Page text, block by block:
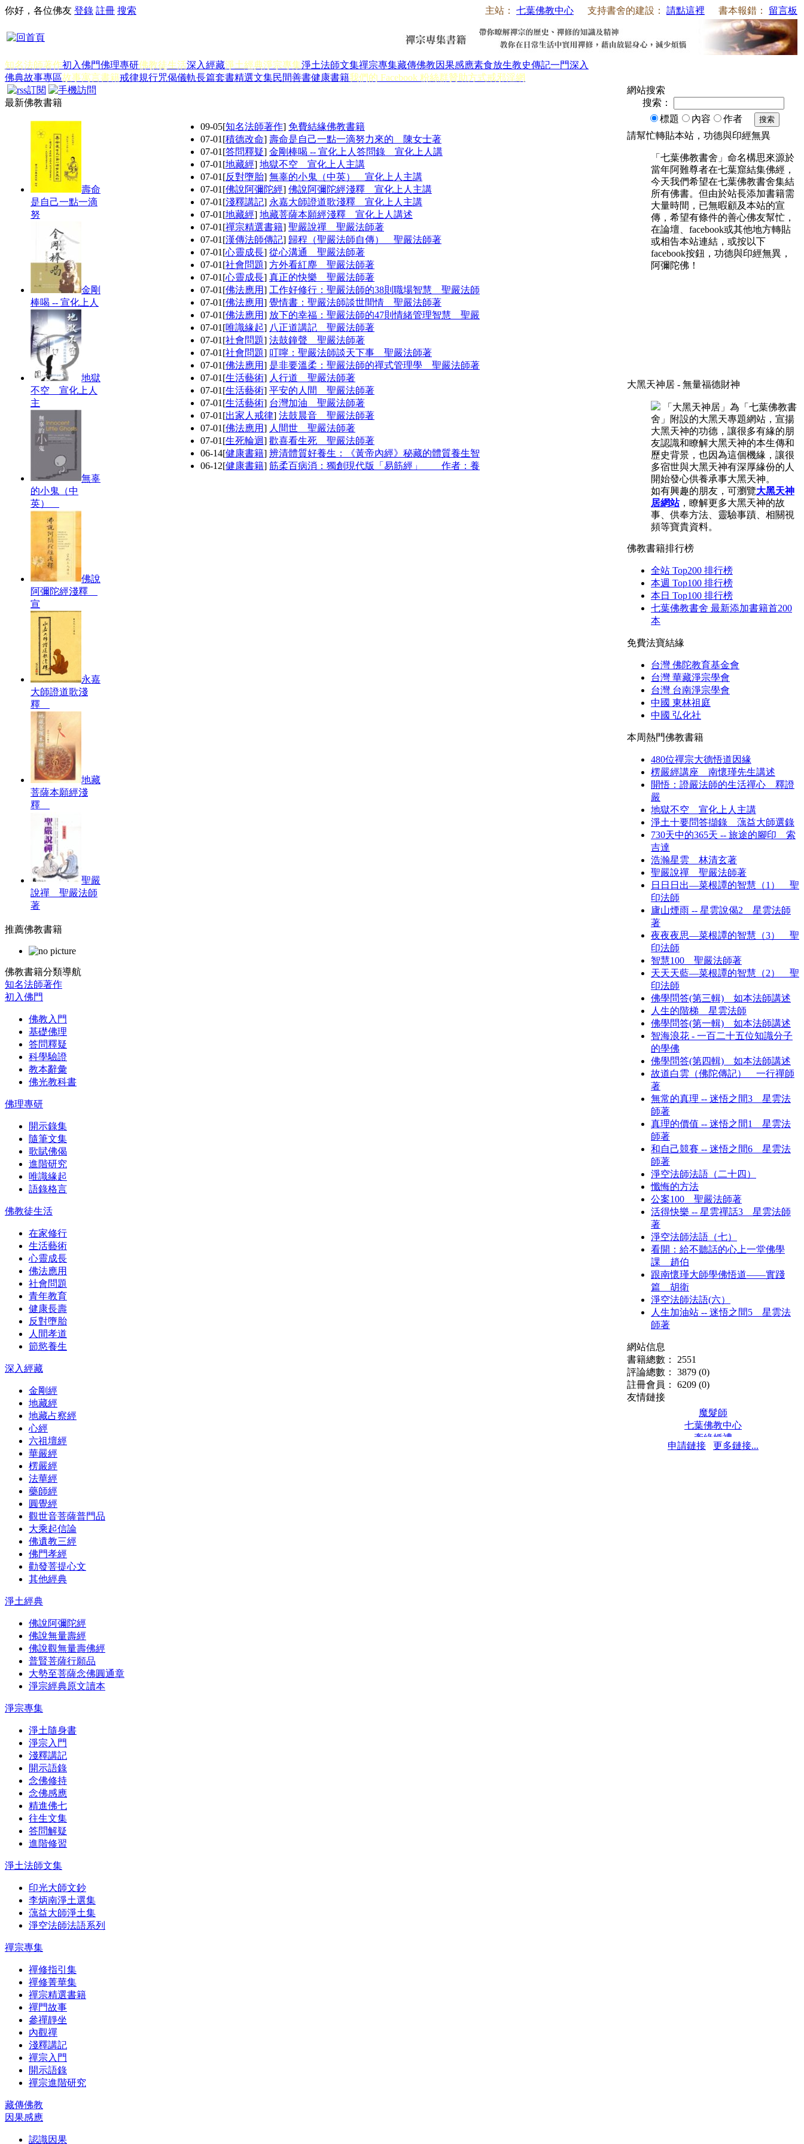
主站： 七葉佛教中心 支持書舍的建設： 請點這裡 書本報錯： 留言板
你好，各位佛友 登錄 註冊 搜索
知名法師著作初入佛門佛理專研佛教徒生活深入經藏淨土經典淨宗專集淨土法師文集禪宗專集藏傳佛教因果感應素食放生教史傳記一門深入
佛典故事專區故事寓言書籍戒律規行咒偈儀軌長篇套書精選文集民間善書健康書籍我們的 Facebook 粉絲群贊助方式戒邪淫網
最新佛教書籍
壽命
是自己一點一滴
努
金剛
棒喝 -- 宣化上人
地獄
不空 宣化上人
主
無辜
的小鬼（中
英）
佛說
阿彌陀經淺釋
宣
永嘉
大師證道歌淺
釋
地藏
菩薩本願經淺
釋
聖嚴
說禪 聖嚴法師
著
09-05[知名法師著作] 免費結緣佛教書籍
07-01 [積德改命] 壽命是自己一點一滴努力來的 陳女士著
07-01 [答問釋疑] 金剛棒喝 -- 宣化上人答問錄 宣化上人講
07-01 [地藏經] 地獄不空 宣化上人主講
07-01 [反對墮胎] 無辜的小鬼（中英） 宣化上人主講
07-01 [佛說阿彌陀經] 佛說阿彌陀經淺釋 宣化上人主講
07-01 [淺釋講記] 永嘉大師證道歌淺釋 宣化上人主講
07-01 [地藏經] 地藏菩薩本願經淺釋 宣化上人講述
07-01 [禪宗精選書籍] 聖嚴說禪 聖嚴法師著
07-01 [漢傳法師傳記] 歸程（聖嚴法師自傳） 聖嚴法師著
07-01 [心靈成長] 從心溝通 聖嚴法師著
07-01 [社會問題] 方外看紅塵 聖嚴法師著
07-01 [心靈成長] 真正的快樂 聖嚴法師著
07-01 [佛法應用] 工作好修行：聖嚴法師的38則職場智慧 聖嚴法師
07-01 [佛法應用] 覺情書：聖嚴法師談世間情 聖嚴法師著
07-01 [佛法應用] 放下的幸福：聖嚴法師的47則情緒管理智慧 聖嚴
07-01 [唯識緣起] 八正道講記 聖嚴法師著
07-01 [社會問題] 法鼓鐘聲 聖嚴法師著
07-01 [社會問題] 叮嚀：聖嚴法師談天下事 聖嚴法師著
07-01 [佛法應用] 是非要溫柔：聖嚴法師的禪式管理學 聖嚴法師著
07-01 [生活藝術] 人行道 聖嚴法師著
07-01 [生活藝術] 平安的人間 聖嚴法師著
07-01 [生活藝術] 台灣加油 聖嚴法師著
07-01 [出家人戒律] 法鼓晨音 聖嚴法師著
07-01 [佛法應用] 人間世 聖嚴法師著
07-01 [生死輪迴] 歡喜看生死 聖嚴法師著
06-14[健康書籍] 辨清體質好養生：《黃帝內經》秘藏的體質養生智
06-12[健康書籍] 筋柔百病消：獨創現代版「易筋經」 作者：養
推薦佛教書籍
佛教書籍分類導航
知名法師著作
初入佛門
佛教入門
基礎佛理
答問釋疑
科學驗證
教本辭彙
佛光教科書
佛理專研
開示錄集
隨筆文集
歌賦佛偈
進階研究
唯識緣起
語錄格言
佛教徒生活
在家修行
生活藝術
心靈成長
佛法應用
社會問題
青年教育
健康長壽
反對墮胎
人間孝道
節慾養生
深入經藏
金剛經
地藏經
地藏占察經
心經
六祖壇經
華嚴經
楞嚴經
法華經
藥師經
圓覺經
觀世音菩薩普門品
大乘起信論
佛遺教三經
佛門孝經
勸發菩提心文
其他經典
淨土經典
佛說阿彌陀經
佛說無量壽經
佛說觀無量壽佛經
普賢菩薩行願品
大勢至菩薩念佛圓通章
淨宗經典原文讀本
淨宗專集
淨土隨身書
淨宗入門
淺釋講記
開示語錄
念佛修持
念佛感應
精進佛七
往生文集
答問解疑
進階修習
淨土法師文集
印光大師文鈔
李炳南淨土選集
蕅益大師淨土集
淨空法師法語系列
禪宗專集
禪修指引集
禪修菁華集
禪宗精選書籍
禪門故事
參禪靜坐
內觀禪
淺釋講記
禪宗入門
開示語錄
禪宗進階研究
藏傳佛教
因果感應
認識因果
網站搜索
搜索：
標題
內容 作者 搜索
請幫忙轉貼本站，功德與印經無異
「七葉佛教書舍」命名構思來源於
當年阿難尊者在七葉窟結集佛經，
今天我們希望在七葉佛教書舍集結
所有佛書。但由於站長添加書籍需
大量時間，已無暇顧及本站的宣
傳，希望有條件的善心佛友幫忙，
在論壇、facebook或其他地方轉貼
或相告本站連結，或按以下
facebook按鈕，功德與印經無異，
阿彌陀佛！
大黑天神居 - 無量福德財神
「大黑天神居」為「七葉佛教書
舍」附設的大黑天專題網站，宣揚
大黑天神的功德，讓很多有緣的朋
友認識和瞭解大黑天神的本生傳和
歷史背景，也因為這個機緣，讓很
多宿世與大黑天神有深厚緣份的人
開始發心供養承事大黑天神。
如有興趣的朋友，可瀏覽大黑天神
居網站，瞭解更多大黑天神的故
事、供奉方法、靈驗事蹟、相關視
頻等寶貴資料。
佛教書籍排行榜
全站 Top200 排行榜
本週 Top100 排行榜
本日 Top100 排行榜
七葉佛教書舍 最新添加書籍首200
本
免費法寶結緣
台灣 佛陀教育基金會
台灣 華藏淨宗學會
台灣 台南淨宗學會
中國 東林祖庭
中國 弘化社
本周熱門佛教書籍
480位禪宗大德悟道因緣
楞嚴經講座 南懷瑾先生講述
開悟：證嚴法師的生活禪心 釋證
嚴
地獄不空 宣化上人主講
淨土十要問答擷錄 蕅益大師選錄
730天中的365天 -- 旅途的腳印 索
吉達
浩瀚星雲 林清玄著
聖嚴說禪 聖嚴法師著
日日日出—菜根譚的智慧（1） 聖
印法師
廬山煙雨 -- 星雲說偈2 星雲法師
著
夜夜夜思—菜根譚的智慧（3） 聖
印法師
智慧100 聖嚴法師著
天天天藍—菜根譚的智慧（2） 聖
印法師
佛學問答(第三輯) 如本法師講述
人生的階梯 星雲法師
佛學問答(第一輯) 如本法師講述
智海浪花 - 一百二十五位知識分子
的學佛
佛學問答(第四輯) 如本法師講述
故道白雲（佛陀傳記） 一行禪師
著
無常的真理 -- 迷悟之間3 星雲法
師著
真理的價值 -- 迷悟之間1 星雲法
師著
和自己競賽 -- 迷悟之間6 星雲法
師著
淨空法師法語（二十四）
懺悔的方法
公案100 聖嚴法師著
活得快樂 -- 星雲禪話3 星雲法師
著
淨空法師法語（七）
看開：給不聽話的心上一堂佛學
課 趙伯
跟南懷瑾大師學佛悟道——實踐
篇 胡衛
淨空法師法語(六）
人生加油站 -- 迷悟之間5 星雲法
師著
網站信息
書籍總數： 2551
評論總數： 3879 (0)
註冊會員： 6209 (0)
友情鏈接
魔髮師
七葉佛教中心
牽緣婚禮
保髮堂
申請鏈接 更多鏈接...